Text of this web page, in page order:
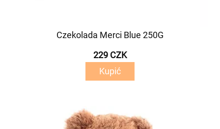
Czekolada Merci Blue 250G
229 CZK
Kupić